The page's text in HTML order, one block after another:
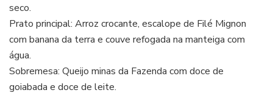
seco.
Prato principal: Arroz crocante, escalope de Filé Mignon
com banana da terra e couve refogada na manteiga com
água.
Sobremesa: Queijo minas da Fazenda com doce de
goiabada e doce de leite.